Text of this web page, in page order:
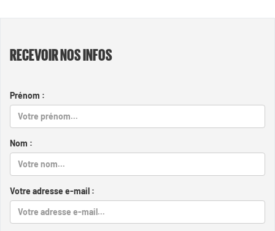
RECEVOIR NOS INFOS
Prénom :
Nom :
Votre adresse e-mail :